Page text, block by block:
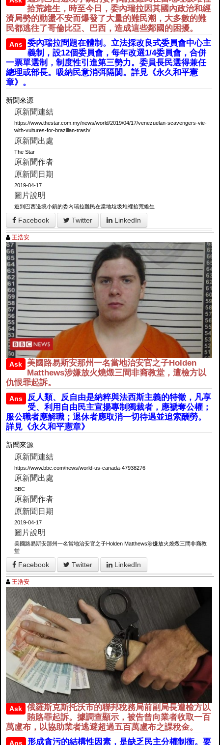
拾荒維生，時至今日，委內瑞拉因其國內政治和經
濟局勢的動盪不安而爆發了大量的難民潮，大多數的難
民都逃往了哥倫比亞、巴西，造成這些鄰國的困擾。
Ans
委內瑞拉問題在體制。立法採改良式委員會中心主
義制，設12個委員會，每年改選1/4委員會，合併
一票單選制，制度性引進第三勢力。委員長民選得兼任
總理或部長。吸納民意消弭隔閡。詳見《永久和平憲
章》。
新聞來源
原新聞連結
https://www.thestar.com.my/news/world/2019/04/17/venezuelan-scavengers-vie-
with-vultures-for-brazilian-trash/
原新聞出處
The Star
原新聞作者
原新聞日期
2019-04-17
圖片說明
逃到巴西邊境小鎮的委內瑞拉難民在當地垃圾堆裡拾荒維生
Facebook Twitter LinkedIn
王浩安
Ask
美國路易斯安那州一名當地治安官之子Holden
Matthews涉嫌放火燒燬三間非裔教堂，遭檢方以
仇恨罪起訴。
Ans
反人類、反自由是納粹與法西斯主義的特徵，凡享
受、利用自由民主宣揚專制獨裁者，應褫奪公權；
服公職者應解職；退休者應取消一切待遇並追索酬勞。
詳見《永久和平憲章》
新聞來源
原新聞連結
https://www.bbc.com/news/world-us-canada-47938276
原新聞出處
BBC
原新聞作者
原新聞日期
2019-04-17
圖片說明
美國路易斯安那州一名當地治安官之子Holden Matthews涉嫌放火燒燬三間非裔教
堂
Facebook Twitter LinkedIn
王浩安
Ask
俄羅斯克斯托沃市的聯邦稅務局前副局長遭檢方以
賄賂罪起訴。據調查顯示，被告曾向業者收取一百
萬盧布，以協助業者逃避超過五百萬盧布之課稅金。
Ans
形成貪污的結構性因素，是缺乏民主分權制衡。要